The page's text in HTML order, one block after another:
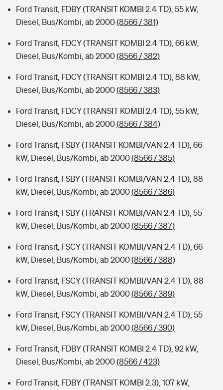
Ford Transit, FDBY (TRANSIT KOMBI 2.4 TD), 55 kW,
Diesel, Bus/Kombi, ab 2000(8566 / 381)
Ford Transit, FDCY (TRANSIT KOMBI 2.4 TD), 66 kW,
Diesel, Bus/Kombi, ab 2000(8566 / 382)
Ford Transit, FDCY (TRANSIT KOMBI 2.4 TD), 88 kW,
Diesel, Bus/Kombi, ab 2000(8566 / 383)
Ford Transit, FDCY (TRANSIT KOMBI 2.4 TD), 55 kW,
Diesel, Bus/Kombi, ab 2000(8566 / 384)
Ford Transit, FSBY (TRANSIT KOMBI/VAN 2.4 TD), 66
kW, Diesel, Bus/Kombi, ab 2000(8566 / 385)
Ford Transit, FSBY (TRANSIT KOMBI/VAN 2.4 TD), 88
kW, Diesel, Bus/Kombi, ab 2000(8566 / 386)
Ford Transit, FSBY (TRANSIT KOMBI/VAN 2.4 TD), 55
kW, Diesel, Bus/Kombi, ab 2000(8566 / 387)
Ford Transit, FSCY (TRANSIT KOMBI/VAN 2.4 TD), 66
kW, Diesel, Bus/Kombi, ab 2000(8566 / 388)
Ford Transit, FSCY (TRANSIT KOMBI/VAN 2.4 TD), 88
kW, Diesel, Bus/Kombi, ab 2000(8566 / 389)
Ford Transit, FSCY (TRANSIT KOMBI/VAN 2.4 TD), 55
kW, Diesel, Bus/Kombi, ab 2000(8566 / 390)
Ford Transit, FDBY (TRANSIT KOMBI 2.4 TD), 92 kW,
Diesel, Bus/Kombi, ab 2000(8566 / 423)
Ford Transit, FDBY (TRANSIT KOMBI 2.3), 107 kW,